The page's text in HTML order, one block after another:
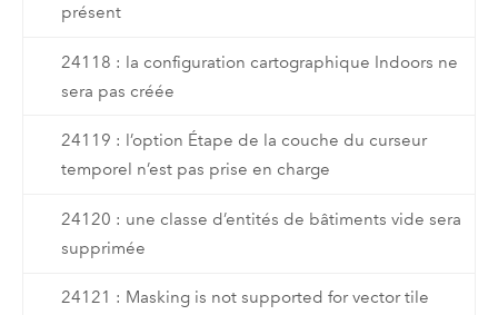
présent
24118 : la configuration cartographique Indoors ne
sera pas créée
24119 : l’option Étape de la couche du curseur
temporel n’est pas prise en charge
24120 : une classe d’entités de bâtiments vide sera
supprimée
24121 : Masking is not supported for vector tile